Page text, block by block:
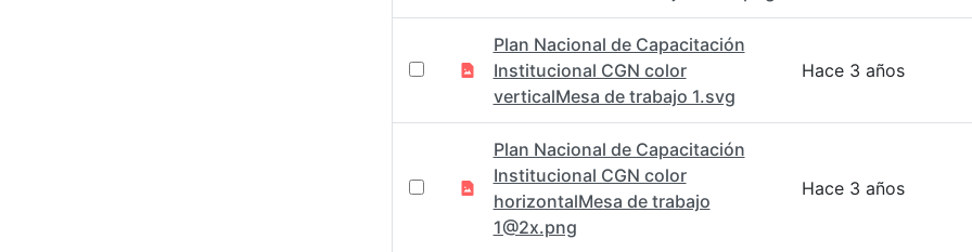
Plan Nacional de Capacitación
Institucional CGN color
verticalMesa de trabajo 1.svg
Hace 3 años
Plan Nacional de Capacitación
Institucional CGN color
horizontalMesa de trabajo
1@2x.png
Hace 3 años